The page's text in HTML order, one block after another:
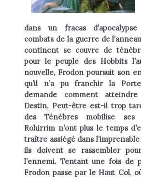
dans un fracas
combats de la guerre de
continent se couvre de
pour le peuple des Hobbits
nouvelle, Frodon poursuit son
qu’il n’a pu franchir la
demande comment
Destin. Peut-être est-il trop
des Ténèbres mobilise ses
Rohirrim n’ont plus le temps
traître assiégé dans l’imprenable
ils doivent se rassembler
l’ennemi. Tentant une fois de
Frodon passe par le Haut Col,